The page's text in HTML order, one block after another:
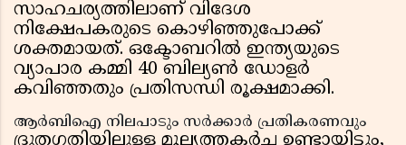
സാഹചര്യത്തിലാണ് വിദേശ
നിക്ഷേപകരുടെ കൊഴിഞ്ഞുപോക്ക്
ശക്തമായത്. ഒക്ടോബറിൽ ഇന്ത്യയുടെ
വ്യാപാര കമ്മി 40 ബില്യൺ ഡോളർ
കവിഞ്ഞതും പ്രതിസന്ധി രൂക്ഷമാക്കി.
ആർബിഐ നിലപാടും സർക്കാർ പ്രതികരണവും